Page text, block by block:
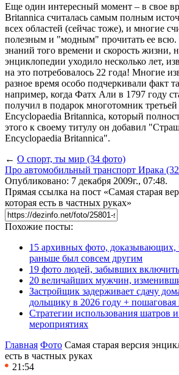
Еще один интересный момент – в свое
Britannica считалась самым полным
всех областей (сейчас тоже), и многие
полезным и "модным" прочитать ее всю.
знаний того времени и скорость жизни,
энциклопедии уходило несколько лет,
на это потребовалось 22 года! Многие
разное время особо подчеркивали факт
например, когда Фатх Али в 1797 году
получил в подарок многотомник
Encyclopaedia Britannica, который
этого к своему титулу он добавил
Encyclopaedia Britannica".
← О спорт, ты мир (34 фото)
Про автомобильный транспорт Ирака
Опубликовано: 7 декабря 2009г., 07:48.
Прямая ссылка на пост «Самая старая
которая есть в частных руках»
Похожие посты:
15 архивных фото, доказывающих,
раньше был совсем другим
19 фото людей, забывших
20 величайших мужчин,
Застройщик задерживает сдачу
дольщику в 2026 году + пошаговая
Стратегии использования шатров
мероприятиях
Главная Фото Самая старая версия
есть в частных руках
21:54